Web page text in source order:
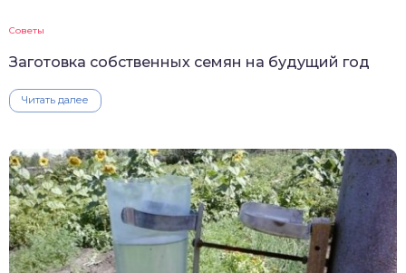
Советы
Заготовка собственных семян на будущий год
Читать далее